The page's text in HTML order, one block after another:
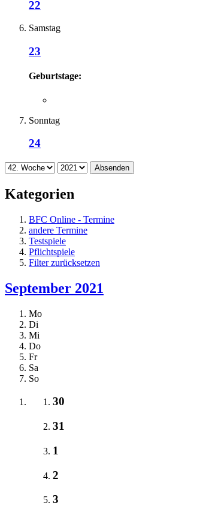
22
Samstag
23
Geburtstage:
Sonntag
24
Absenden
Kategorien
BFC Online - Termine
andere Termine
Testspiele
Pflichtspiele
Filter zurücksetzen
September 2021
Mo
Di
Mi
Do
Fr
Sa
So
30
31
1
2
3